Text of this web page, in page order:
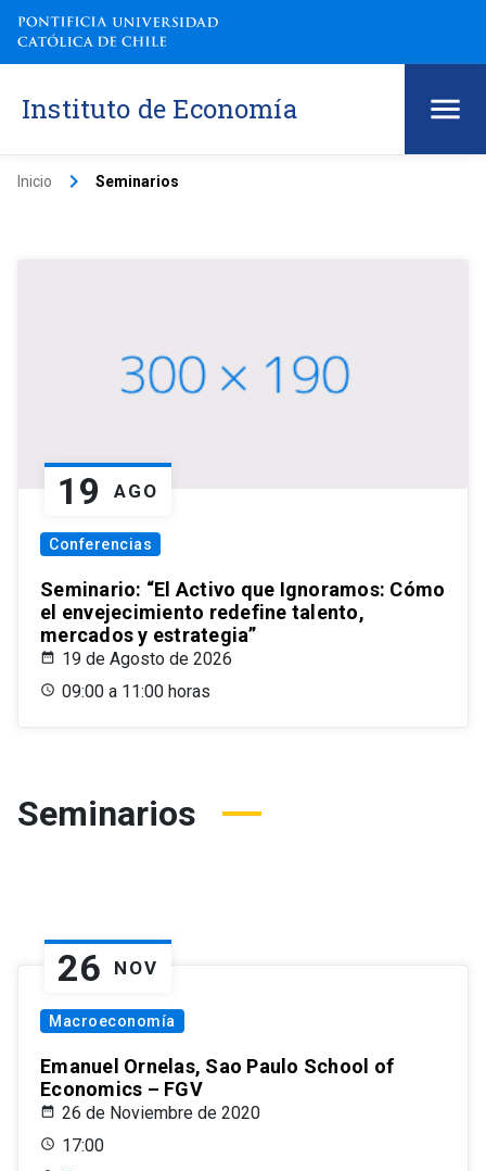
Instituto de Economía
Inicio keyboard_arrow_right Seminarios
19 AGO
Conferencias
Seminario: “El Activo que Ignoramos: Cómo
el envejecimiento redefine talento,
mercados y estrategia”
19 de Agosto de 2026
09:00 a 11:00 horas
Seminarios
26 NOV
Macroeconomía
Emanuel Ornelas, Sao Paulo School of
Economics – FGV
26 de Noviembre de 2020
17:00